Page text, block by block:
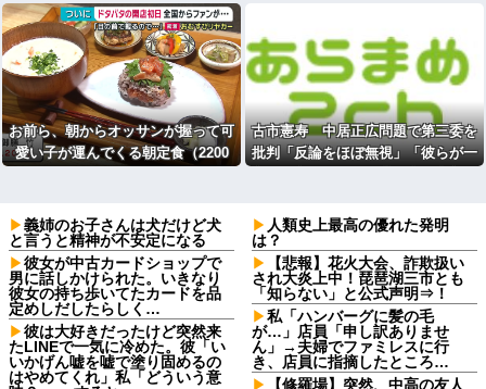
お前ら、朝からオッサンが握って可
愛い子が運んでくる朝定食（2200
古市憲寿 中居正広問題で第三委を
批判「反論をほぼ無視」「彼らが一
da melanoleuca★]
義姉のお子さんは犬だけど犬
と言うと精神が不安定になる
彼女が中古カードショップで
男に話しかけられた。いきなり
彼女の持ち歩いてたカードを品
定めしだしたらしく…
彼は大好きだったけど突然来
たLINEで一気に冷めた。彼「い
いかげん嘘を嘘で塗り固めるの
はやめてくれ」私「どういう意
人類史上最高の優れた発明
は？
【悲報】花火大会、詐欺扱い
され大炎上中！琵琶湖三市とも
「知らない」と公式声明⇒！
私「ハンバーグに髪の毛
が…」店員「申し訳ありませ
ん」→夫婦でファミレスに行
き、店員に指摘したところ…
【修羅場】突然、中高の友人